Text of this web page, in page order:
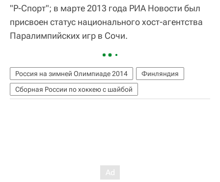
"Р-Спорт"; в марте 2013 года РИА Новости был
присвоен статус национального хост-агентства
Паралимпийских игр в Сочи.
Россия на зимней Олимпиаде 2014
Финляндия
Сборная России по хоккею с шайбой